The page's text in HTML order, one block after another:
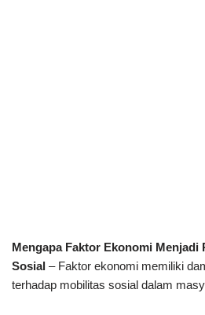
Mengapa Faktor Ekonomi
Sosial – Faktor ekonomi memiliki
terhadap mobilitas sosial dalam